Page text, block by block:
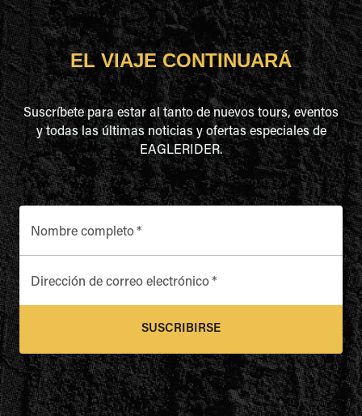
EL VIAJE CONTINUARÁ
Suscríbete para estar al tanto de nuevos tours, eventos
y todas las últimas noticias y ofertas especiales de
EAGLERIDER.
Nombre completo*
Dirección de correo electrónico*
SUSCRIBIRSE